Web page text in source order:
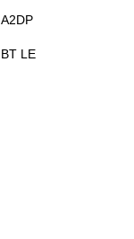
A2DP
BT LE